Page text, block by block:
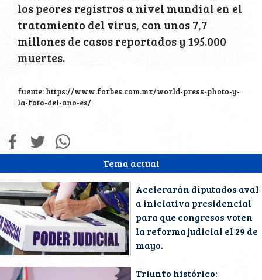
Tema actual
Acelerarán diputados aval
a iniciativa presidencial
para que congresos voten
la reforma judicial el 29 de
mayo.
Triunfo histórico:
los peores registros a nivel mundial en el
tratamiento del virus, con unos 7,7
millones de casos reportados y 195.000
muertes.
fuente: https://www.forbes.com.mx/world-press-photo-y-
la-foto-del-ano-es/